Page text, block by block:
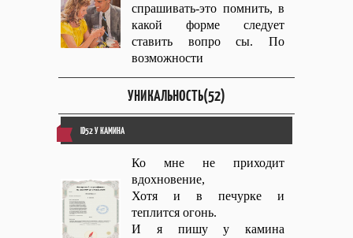
спрашивать-это помнить, в
какой форме следует
ставить вопро сы. По
возможности
УНИКАЛЬНОСТЬ(52)
ID52 У КАМИНА
Ко мне не приходит
вдохновение,
Хотя и в печурке и
теплится огонь.
И я пишу у камина